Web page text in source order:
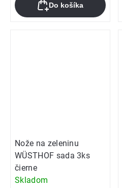
Do košíka
Nože na zeleninu
WÜSTHOF sada 3ks
čierne
Skladom